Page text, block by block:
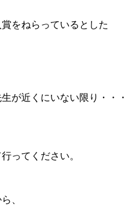
をねらっているとした
が近くにいない限り・・・
ってください。
、